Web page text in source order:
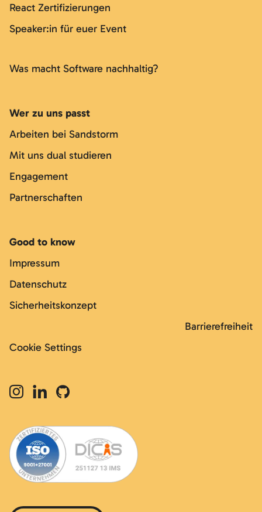
React Zertifizierungen
Speaker:in für euer Event
Was macht Software nachhaltig?
Wer zu uns passt
Arbeiten bei Sandstorm
Mit uns dual studieren
Engagement
Partnerschaften
Good to know
Impressum
Datenschutz
Sicherheitskonzept
Barrierefreiheit
Cookie Settings